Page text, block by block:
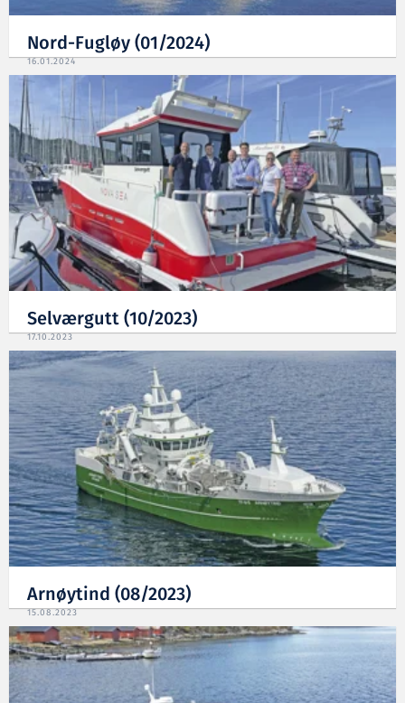
Nord-Fugløy (01/2024)
16.01.2024
Selværgutt (10/2023)
17.10.2023
Arnøytind (08/2023)
15.08.2023